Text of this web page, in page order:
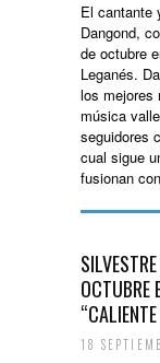
El cantante
Dangond,
de octubre
Leganés.
los mejores
música
seguidores
cual sigue
fusionan
OCTUBRE
18